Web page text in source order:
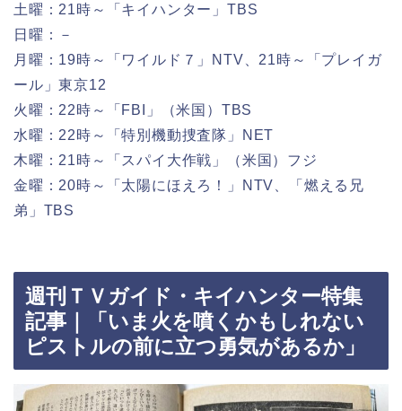
土曜：21時～「キイハンター」TBS
日曜：－
月曜：19時～「ワイルド７」NTV、21時～「プレイガ
ール」東京12
火曜：22時～「FBI」（米国）TBS
水曜：22時～「特別機動捜査隊」NET
木曜：21時～「スパイ大作戦」（米国）フジ
金曜：20時～「太陽にほえろ！」NTV、「燃える兄
弟」TBS
週刊ＴＶガイド・キイハンター特集
記事｜「いま火を噴くかもしれない
ピストルの前に立つ勇気があるか」